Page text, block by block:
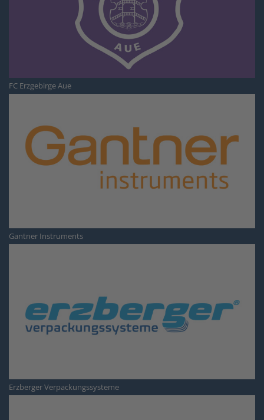
FC Erzgebirge Aue
Gantner Instruments
Erzberger Verpackungssysteme